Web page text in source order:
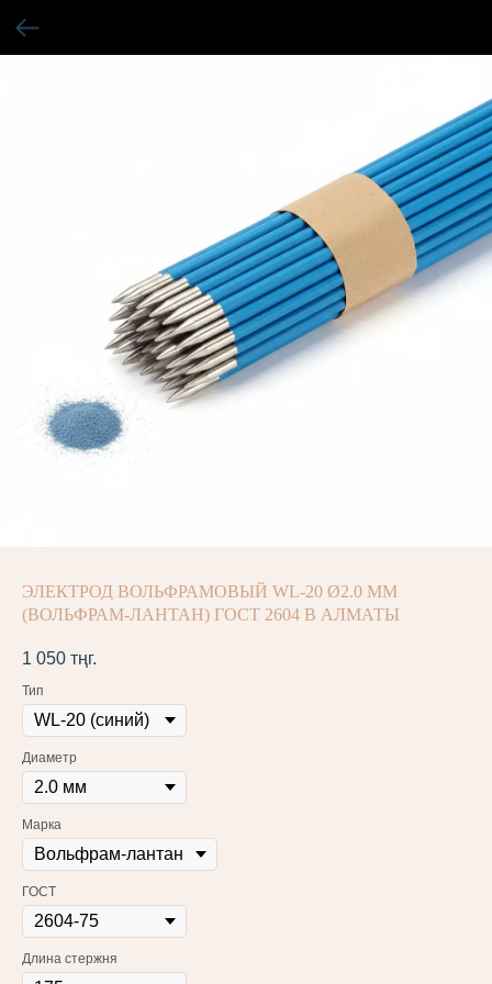
ЭЛЕКТРОД ВОЛЬФРАМОВЫЙ WL-20 Ø2.0 ММ
(ВОЛЬФРАМ-ЛАНТАН) ГОСТ 2604 В АЛМАТЫ
1 050 тңг.
Тип
Диаметр
Марка
ГОСТ
Длина стержня